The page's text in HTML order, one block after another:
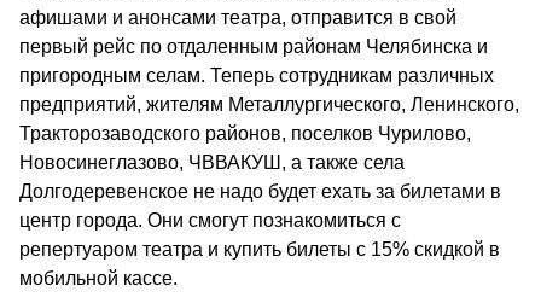
афишами и анонсами театра, отправится в свой
первый рейс по отдаленным районам Челябинска и
пригородным селам. Теперь сотрудникам различных
предприятий, жителям Металлургического, Ленинского,
Тракторозаводского районов, поселков Чурилово,
Новосинеглазово, ЧВВАКУШ , а также села
Долгодеревенское не надо будет ехать за билетами в
центр города. Они смогут познакомиться с
репертуаром театра и купить билеты с 15% скидкой в
мобильной кассе.